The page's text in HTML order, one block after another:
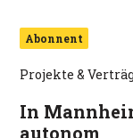
Abonnent
Projekte &
In
autonom